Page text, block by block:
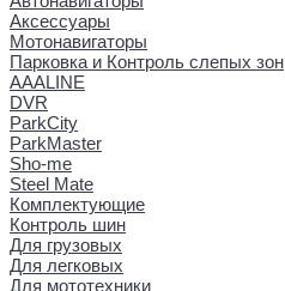
Аксессуары
Мотонавигаторы
Парковка и Контроль слепых зон
AAALINE
DVR
ParkCity
ParkMaster
Sho-me
Steel Mate
Комплектующие
Контроль шин
Для грузовых
Для легковых
Для мототехники